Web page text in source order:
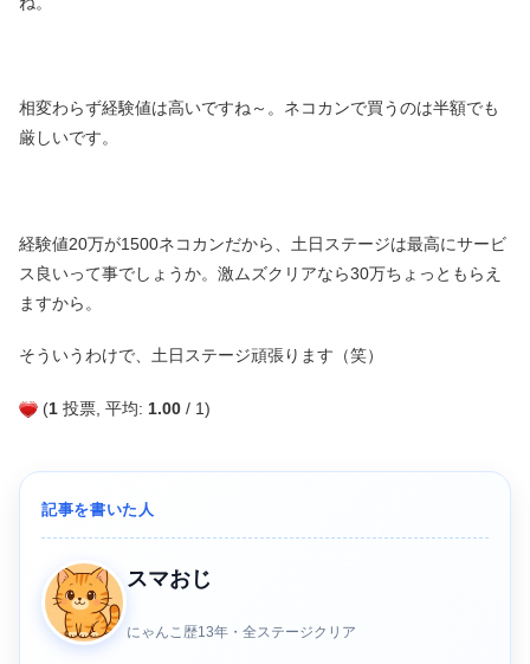
相変わらず経験値は高いですね～。ネコカンで買うのは半額でも
厳しいです。
経験値20万が1500ネコカンだから、土日ステージは最高にサービ
ス良いって事でしょうか。激ムズクリアなら30万ちょっともらえ
ますから。
そういうわけで、土日ステージ頑張ります（笑）
(1 投票, 平均: 1.00 / 1)
記事を書いた人
スマおじ
にゃんこ歴13年・全ステージクリア